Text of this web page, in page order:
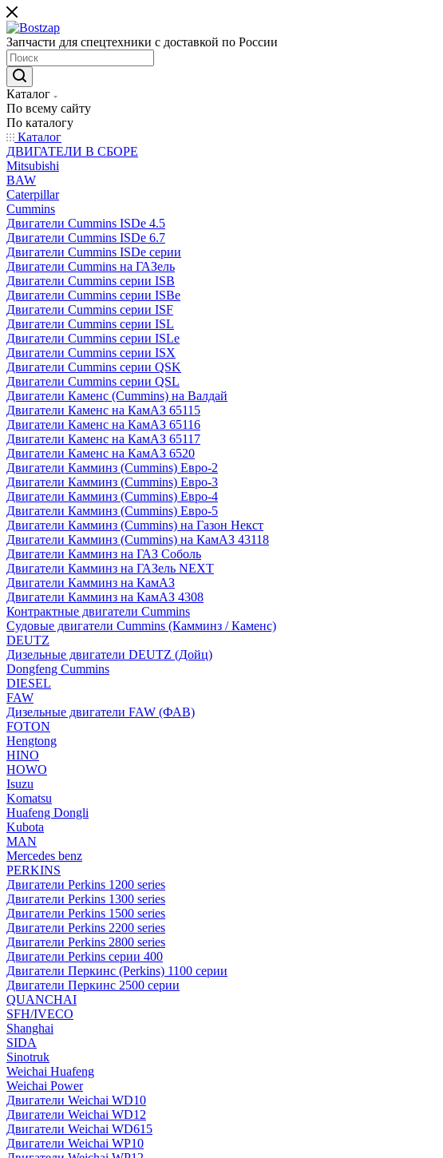
Запчасти для спецтехники с доставкой по России
Каталог
По всему сайту
По каталогу
Каталог
ДВИГАТЕЛИ В СБОРЕ
Mitsubishi
BAW
Caterpillar
Cummins
Двигатели Cummins ISDe 4.5
Двигатели Cummins ISDe 6.7
Двигатели Cummins ISDe серии
Двигатели Cummins на ГАЗель
Двигатели Cummins серии ISB
Двигатели Cummins серии ISBe
Двигатели Cummins серии ISF
Двигатели Cummins серии ISL
Двигатели Cummins серии ISLe
Двигатели Cummins серии ISX
Двигатели Cummins серии QSK
Двигатели Cummins серии QSL
Двигатели Каменс (Cummins) на Валдай
Двигатели Каменс на КамАЗ 65115
Двигатели Каменс на КамАЗ 65116
Двигатели Каменс на КамАЗ 65117
Двигатели Каменс на КамАЗ 6520
Двигатели Камминз (Cummins) Евро-2
Двигатели Камминз (Cummins) Евро-3
Двигатели Камминз (Cummins) Евро-4
Двигатели Камминз (Cummins) Евро-5
Двигатели Камминз (Cummins) на Газон Некст
Двигатели Камминз (Cummins) на КамАЗ 43118
Двигатели Камминз на ГАЗ Соболь
Двигатели Камминз на ГАЗель NEXT
Двигатели Камминз на КамАЗ
Двигатели Камминз на КамАЗ 4308
Контрактные двигатели Cummins
Судовые двигатели Cummins (Камминз / Каменс)
DEUTZ
Дизельные двигатели DEUTZ (Дойц)
Dongfeng Cummins
DIESEL
FAW
Дизельные двигатели FAW (ФАВ)
FOTON
Hengtong
HINO
HOWO
Isuzu
Komatsu
Huafeng Dongli
Kubota
MAN
Mercedes benz
PERKINS
Двигатели Perkins 1200 series
Двигатели Perkins 1300 series
Двигатели Perkins 1500 series
Двигатели Perkins 2200 series
Двигатели Perkins 2800 series
Двигатели Perkins серии 400
Двигатели Перкинс (Perkins) 1100 серии
Двигатели Перкинс 2500 серии
QUANCHAI
SFH/IVECO
Shanghai
SIDA
Sinotruk
Weichai Huafeng
Weichai Power
Двигатели Weichai WD10
Двигатели Weichai WD12
Двигатели Weichai WD615
Двигатели Weichai WP10